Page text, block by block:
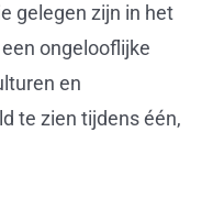
gelegen zijn in het
ongelooflijke
en
te zien tijdens één,